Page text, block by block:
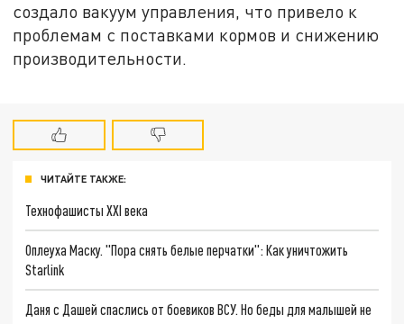
создало вакуум управления, что привело к
проблемам с поставками кормов и снижению
производительности.
ЧИТАЙТЕ ТАКЖЕ:
Технофашисты XXI века
Оплеуха Маску. "Пора снять белые перчатки": Как уничтожить
Starlink
Даня с Дашей спаслись от боевиков ВСУ. Но беды для малышей не